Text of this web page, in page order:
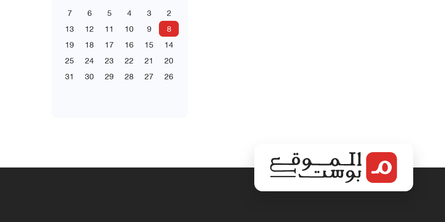
2
3
4
5
6
7
8
9
10
11
12
13
14
15
16
17
18
19
20
21
22
23
24
25
26
27
28
29
30
31